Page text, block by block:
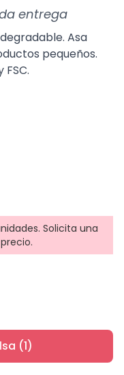
entrega
Asa
pequeños.
Solicita una
(1)